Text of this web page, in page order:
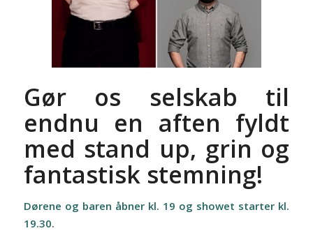
Gør os selskab til
endnu en aften fyldt
med stand up, grin og
fantastisk stemning!
Dørene og baren åbner kl. 19 og showet starter kl.
19.30.